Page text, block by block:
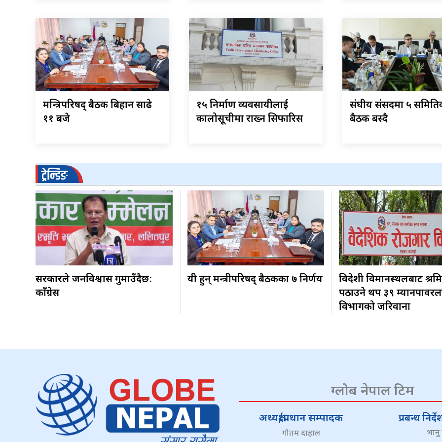
मन्त्रिपरिषद् बैठक बिहान साढे
११ बजे
१५ निर्माण व्यवसायीलाई
कालोसूचीमा राख्न सिफारिस
संघीय संसदमा ५
बैठक बस्दै
ट्रेन्डिङ
सरकारले जनविश्वास गुमाउँदैछ:
काँग्रेस
यी हुन् मन्त्रीपरिषद् बैठकका ७ निर्णय
विदेशी विमानस्थलबाट
पठाउने थप ३९
विभागको जरिवाना
ग्लोब नेपाल टिम
अध्यक्ष/प्रधान सम्पादक
गौतम दाहाल
प्रबन्ध
भानु